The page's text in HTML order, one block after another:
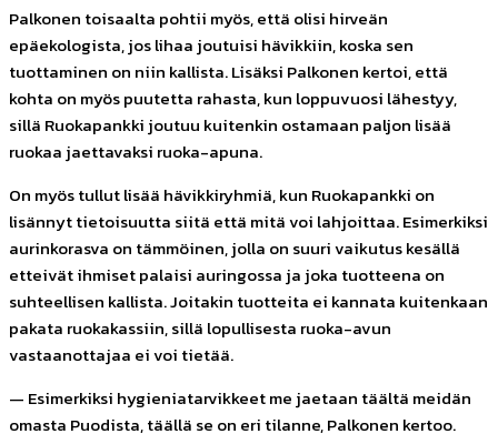
Palkonen toisaalta pohtii myös, että olisi hirveän
epäekologista, jos lihaa joutuisi hävikkiin, koska sen
tuottaminen on niin kallista. Lisäksi Palkonen kertoi, että
kohta on myös puutetta rahasta, kun loppuvuosi lähestyy,
sillä Ruokapankki joutuu kuitenkin ostamaan paljon lisää
ruokaa jaettavaksi ruoka-apuna.
On myös tullut lisää hävikkiryhmiä, kun Ruokapankki on
lisännyt tietoisuutta siitä että mitä voi lahjoittaa. Esimerkiksi
aurinkorasva on tämmöinen, jolla on suuri vaikutus kesällä
etteivät ihmiset palaisi auringossa ja joka tuotteena on
suhteellisen kallista. Joitakin tuotteita ei kannata kuitenkaan
pakata ruokakassiin, sillä lopullisesta ruoka-avun
vastaanottajaa ei voi tietää.
— Esimerkiksi hygieniatarvikkeet me jaetaan täältä meidän
omasta Puodista, täällä se on eri tilanne, Palkonen kertoo.